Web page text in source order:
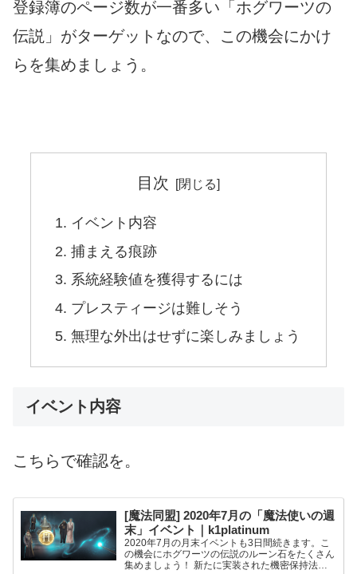
登録簿のページ数が一番多い「ホグワーツの
伝説」がターゲットなので、この機会にかけ
らを集めましょう。
目次
イベント内容
捕まえる痕跡
系統経験値を獲得するには
プレスティージは難しそう
無理な外出はせずに楽しみましょう
イベント内容
こちらで確認を。
[魔法同盟] 2020年7月の「魔法使いの週
末」イベント｜k1platinum
2020年7月の月末イベントも3日間続きます。こ
の機会にホグワーツの伝説のルーン石をたくさん
集めましょう！ 新たに実装された機密保持法特